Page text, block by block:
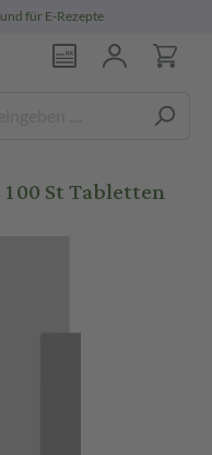
für E-Rezepte
St Tabletten